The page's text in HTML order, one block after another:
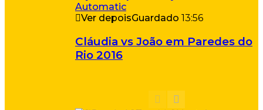
Ver depoisGuardado 13:56
Cláudia vs João em Paredes do
Rio 2016